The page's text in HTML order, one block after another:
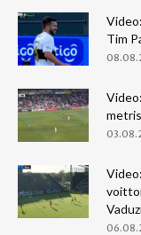
Tim